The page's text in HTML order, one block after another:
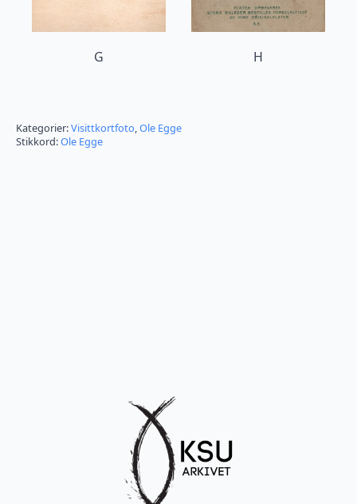
G H
Kategorier:Visittkortfoto Ole Egge
Stikkord:Ole Egge